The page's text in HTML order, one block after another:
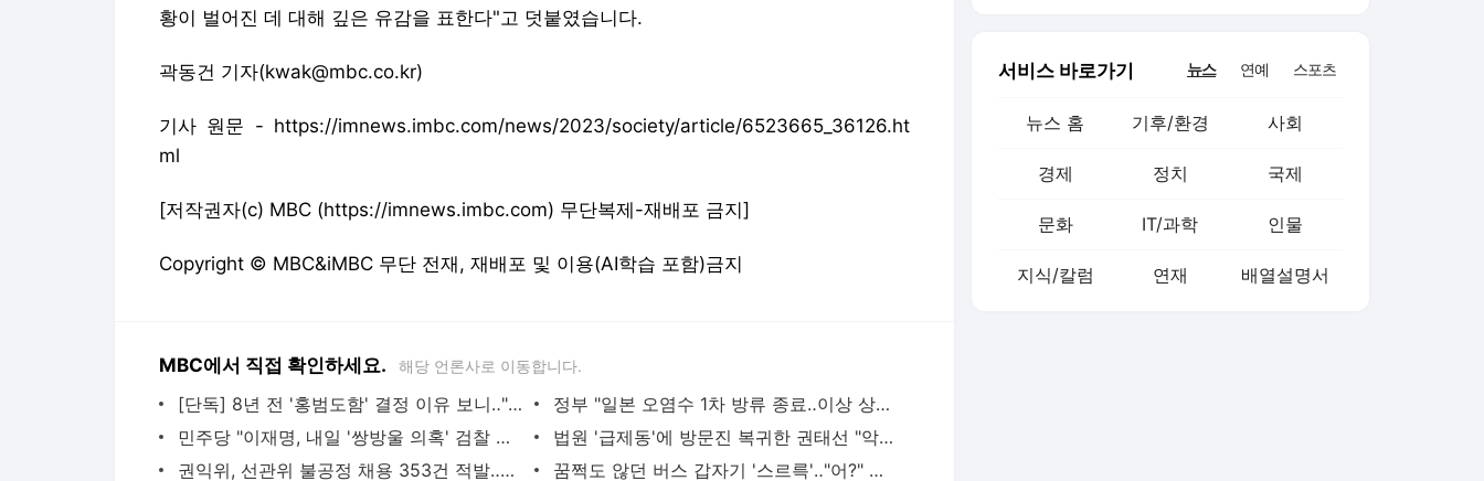
황이 벌어진 데 대해 깊은 유감을 표한다"고 덧붙였습니다.
곽동건 기자(kwak@mbc.co.kr)
기사 원문 - https://imnews.imbc.com/news/2023/society/article/6523665_36126.ht
ml
[저작권자(c) MBC (https://imnews.imbc.com) 무단복제-재배포 금지]
Copyright © MBC&iMBC 무단 전재, 재배포 및 이용(AI학습 포함)금지
MBC에서 직접 확인하세요. 해당 언론사로 이동합니다.
[단독] 8년 전 '홍범도함' 결정 이유 보니‥"독립운동사 재조명 기대"
정부 "일본 오염수 1차 방류 종료‥이상 상황은 없어"
민주당 "이재명, 내일 '쌍방울 의혹' 검찰 재출석"
법원 '급제동'에 방문진 복귀한 권태선 "악순환 끊겠다"‥방통위는 '발칵'
권익위, 선관위 불공정 채용 353건 적발‥인사 담당 28명 고발
꿈쩍도 않던 버스 갑자기 '스르륵'‥"어?" 하고 옆을 본 순간 기적이‥
서비스 바로가기 뉴스 연예 스포츠
뉴스 홈 기후/환경 사회
경제 정치 국제
문화 IT/과학 인물
지식/칼럼 연재 배열설명서